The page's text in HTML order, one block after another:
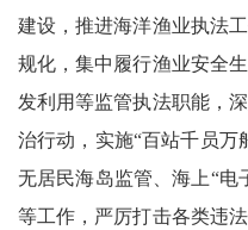
建设，推进海洋渔业执法
规化，集中履行渔业安全
发利用等监管执法职能，
治行动，实施“百站千员万
无居民海岛监管、海上“电
等工作，严厉打击各类违